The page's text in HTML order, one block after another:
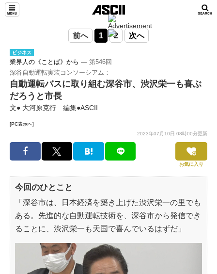
前へ 1 2 次へ
ビジネス
業界人の《ことば》から ― 第546回
深谷自動運転実装コンソーシアム：
自動運転バスに取り組む深谷市、渋沢栄一も喜ぶ
だろうと市長
文● 大河原克行 編集●ASCII
[PC表示へ]
2023年07月10日 08時00分更新
お気に入り
今回のひとこと
「深谷市は、日本経済を築き上げた渋沢栄一の里でも
ある。先進的な自動運転技術を、深谷市から発信でき
ることに、渋沢栄一も天国で喜んでいるはずだ」